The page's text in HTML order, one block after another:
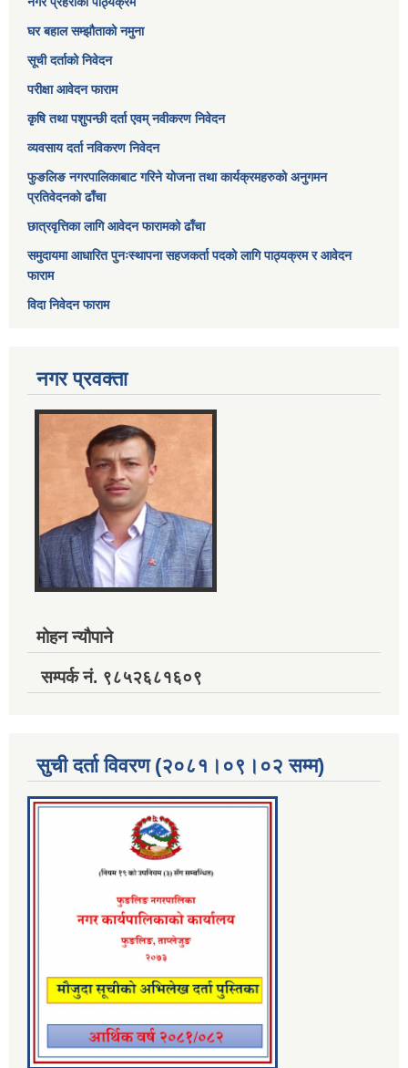
घर बहाल सम्झौताको नमुना
सूची दर्ताको निवेदन
परीक्षा आवेदन फाराम
कृषि तथा पशुपन्छी दर्ता एवम् नवीकरण निवेदन
व्यवसाय दर्ता नविकरण निवेदन
फुङलिङ नगरपालिकाबाट गरिने योजना तथा कार्यक्रमहरुको अनुगमन
प्रतिवेदनको ढाँचा
छात्रवृत्तिका लागि आवेदन फारामको ढाँचा
समुदायमा आधारित पुनःस्थापना सहजकर्ता पदको लागि पाठ्यक्रम र आवेदन
फाराम
विदा निवेदन फाराम
नगर प्रवक्ता
मोहन न्यौपाने
सम्पर्क नं. ९८५२६८१६०९
सुची दर्ता विवरण (२०८१।०९।०२ सम्म)